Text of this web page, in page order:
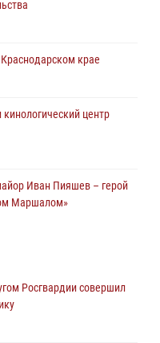
крае
центр
Иван Пияшев – герой
Маршалом»
округу Росгвардии и
Росгвардии совершил